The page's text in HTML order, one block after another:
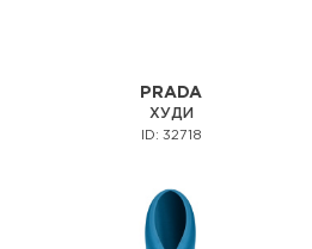
PRADA
ХУДИ
ID: 32718